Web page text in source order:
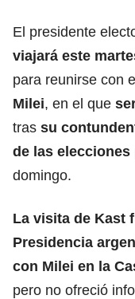
El presidente
viajará este
para reunirse con
Milei, en el que
tras su
de las
domingo.
La visita de Kast
Presidencia
con Milei en la
pero no ofreció